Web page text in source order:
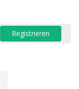
Registrieren